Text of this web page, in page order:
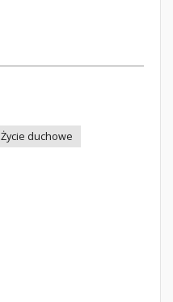
Życie duchowe